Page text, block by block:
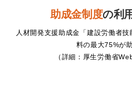
助成金制度の利
人材開発支援助成金「建設労働者
料の最大75%が
（詳細： 厚生労働省